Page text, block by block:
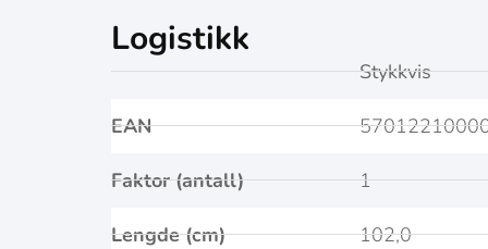
Logistikk
EAN
Faktor (antall)
Lengde (cm)
Stykkvis
1
102,0